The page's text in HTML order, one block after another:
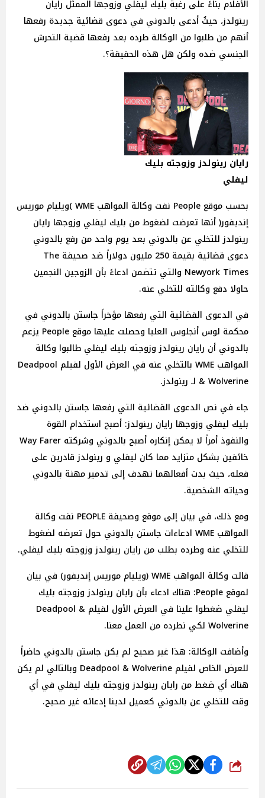
الأفلام بناءً على رغبة بليك ليفلي وزوجها الممثل رايان
رينولدز، حيثُ أدعى بالدوني في دعوى قضائية جديدة رفعها
أنهم من طلبوا من الوكالة طرده بعد رفعها قضية التحرش
الجنسي ضده ولكن هل هذه الحقيقة؟.
رايان رينولدز وزوجته بليك
ليفلي
بحسب موقع People نفت وكالة المواهب WME )ويليام موريس
إنديفور( أنها تعرضت لضغوط من بليك ليفلي وزوجها رايان
رينولدز للتخلي عن بالدوني بعد يوم واحد من رفع بالدوني
دعوى قضائية بقيمة 250 مليون دولاراً ضد صحيفة The
Newyork Times والتي تتضمن ادعاءً بأن الزوجين النجمين
حاولا دفع وكالته للتخلي عنه.
في الدعوى القضائية التي رفعها مؤخراً جاستن بالدوني في
محكمة لوس أنجلوس العليا وحصلت عليها موقع People يزعم
بالدوني أن رايان رينولدز وزوجته بليك ليفلي طالبوا وكالة
المواهب WME بالتخلي عنه في العرض الأول لفيلم Deadpool
& Wolverine لـ رينولدز.
جاء في نص الدعوى القضائية التي رفعها جاستن بالدوني ضد
بليك ليفلي وزوجها رايان رينولدز: أصبح استخدام القوة
والنفوذ أمراً لا يمكن إنكاره أصبح بالدوني وشركته Way Farer
خائفين بشكل متزايد مما كان ليفلي و رينولدز قادرين على
فعله، حيث بدت أفعالهما تهدف إلى تدمير مهنة بالدوني
وحياته الشخصية.
ومع ذلك، في بيان إلى موقع وصحيفة PEOPLE نفت وكالة
المواهب WME ادعاءات جاستن بالدوني حول تعرضه لضغوط
للتخلي عنه وطرده بطلب من رايان رينولدز وزوجته بليك ليفلي.
قالت وكالة المواهب WME (ويليام موريس إنديفور) في بيان
لموقع People: هناك ادعاء بأن رايان رينولدز وزوجته بليك
ليفلي ضغطوا علينا في العرض الأول لفيلم Deadpool &
Wolverine لكي نطرده من العمل معنا.
وأضافت الوكالة: هذا غير صحيح لم يكن جاستن بالدوني حاضراً
للعرض الخاص لفيلم Deadpool & Wolverine وبالتالي لم يكن
هناك أي ضغط من رايان رينولدز وزوجته بليك ليفلي في أي
وقت للتخلي عن بالدوني كعميل لدينا إدعائه غير صحيح.
شارك